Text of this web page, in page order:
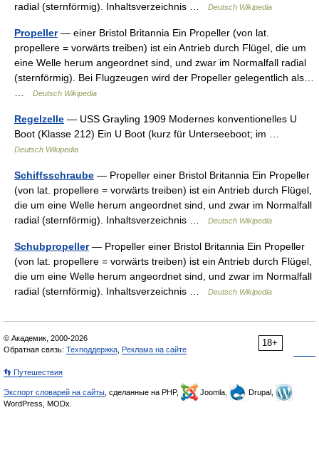
radial (sternförmig). Inhaltsverzeichnis …
Deutsch Wikipedia
Propeller— einer Bristol Britannia Ein Propeller (von lat.
propellere = vorwärts treiben) ist ein Antrieb durch Flügel, die um
eine Welle herum angeordnet sind, und zwar im Normalfall radial
(sternförmig). Bei Flugzeugen wird der Propeller gelegentlich als…
Deutsch Wikipedia
Regelzelle — USS Grayling 1909 Modernes konventionelles U
Boot (Klasse 212) Ein U Boot (kurz für Unterseeboot; im …
Deutsch Wikipedia
Schiffsschraube — Propeller einer Bristol Britannia Ein Propeller
(von lat. propellere = vorwärts treiben) ist ein Antrieb durch Flügel,
die um eine Welle herum angeordnet sind, und zwar im Normalfall
radial (sternförmig). Inhaltsverzeichnis …
Deutsch Wikipedia
Schubpropeller— Propeller einer Bristol Britannia Ein Propeller
(von lat. propellere = vorwärts treiben) ist ein Antrieb durch Flügel,
die um eine Welle herum angeordnet sind, und zwar im Normalfall
radial (sternförmig). Inhaltsverzeichnis …
Deutsch Wikipedia
18+
© Академик, 2000-2026
Обратная связь: Техподдержка Реклама на сайте
👣 Путешествия
Экспорт словарей на сайты , сделанные на PHP, Joomla,
Drupal,
WordPress, MODx.